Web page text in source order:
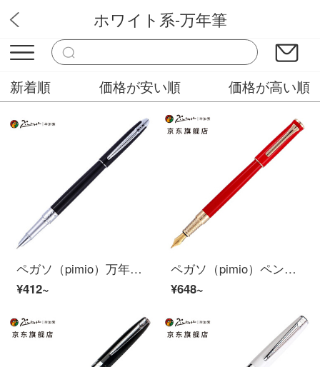
Rmos万年筆
ホワイト系-万年筆
新着順 価格が安い順 価格が高い順
ペガソ（pimio）万年筆の財務ペンは特に細くて0.38 mmペン先の男性の女史の執務する成人の学生は字のペンのオルタのシリーズの701を訓練しますで暗いです。
¥412~
ペガソ（pimio）ペンサインペン男性女性ビジネス成人執務学生用0.5 mmインクペンポールシリーズ988明るい赤色
¥648~